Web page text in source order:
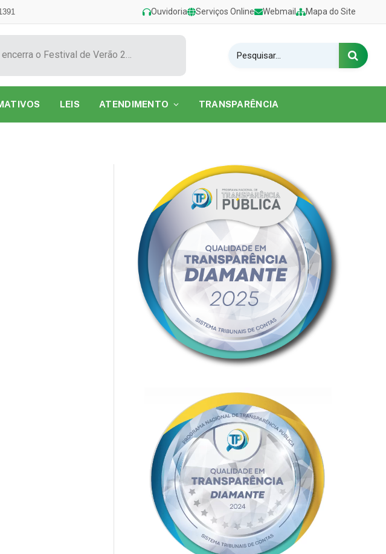
Ouvidoria Serviços Online Webmail Mapa do Site
Show de Tarcísio do Acordeon encerra o Festival de Verão 2026 na Praia do Caripi
LEIS ATENDIMENTO TRANSPARÊNCIA